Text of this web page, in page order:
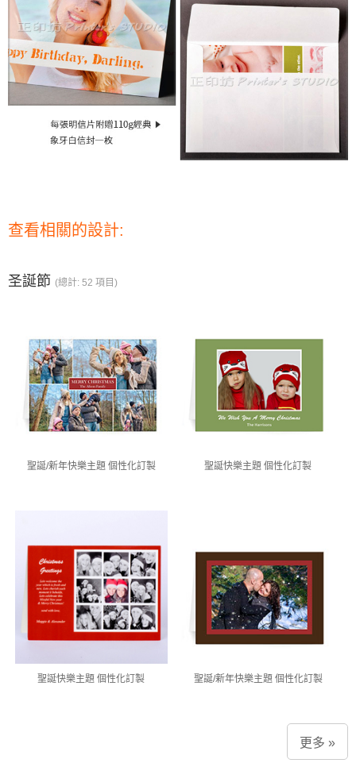
查看相關的設計:
圣誕節 (總計: 52 項目)
聖誕/新年快樂主題 個性化訂製 聖誕快樂主題 個性化訂製
聖誕快樂主題 個性化訂製 聖誕/新年快樂主題 個性化訂製
更多 »